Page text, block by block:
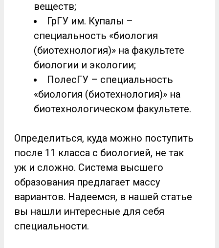
веществ;
ГрГУ им. Купалы –
специальность «биология
(биотехнология)» на факультете
биологии и экологии;
ПолесГУ – специальность
«биология (биотехнология)» на
биотехнологическом факультете.
Определиться, куда можно поступить
после 11 класса с биологией, не так
уж и сложно. Система высшего
образования предлагает массу
вариантов. Надеемся, в нашей статье
вы нашли интересные для себя
специальности.